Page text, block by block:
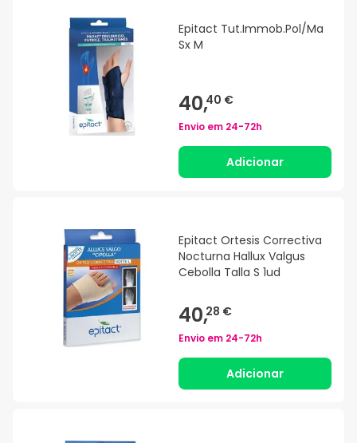
Epitact Tut.Immob.Pol/Ma
Sx M
40,40 €
Envio em 24-72h
Adicionar
Epitact Ortesis Correctiva
Nocturna Hallux Valgus
Cebolla Talla S 1ud
40,28 €
Envio em 24-72h
Adicionar